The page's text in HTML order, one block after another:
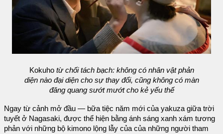
Kokuho từ chối tách bạch: không có nhân vật phản
diện nào đại diện cho sự thay đổi, cũng không có màn
đăng quang sướt mướt cho kẻ yếu thế
Ngay từ cảnh mở đầu — bữa tiệc năm mới của yakuza giữa trời
tuyết ở Nagasaki, được thể hiện bằng ánh sáng xanh xám tương
phản với những bộ kimono lộng lẫy của của những người tham